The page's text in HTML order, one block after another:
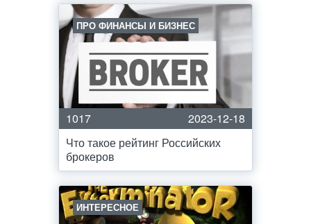
ПРО ФИНАНСЫ И БИЗНЕС
1017
2023-12-18
Что такое рейтинг Российских
брокеров
ИНТЕРЕСНОЕ